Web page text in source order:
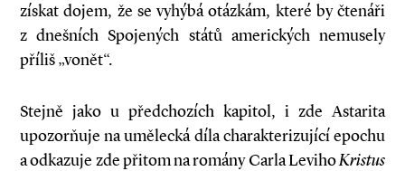
získat dojem, že se vyhýbá otázkám, které by čtenáři
z dnešních Spojených států amerických nemusely
příliš „vonět“.
Stejně jako u předchozích kapitol, i zde Astarita
upozorňuje na umělecká díla charakterizující epochu
a odkazuje zde přitom na romány Carla LevihoKristus